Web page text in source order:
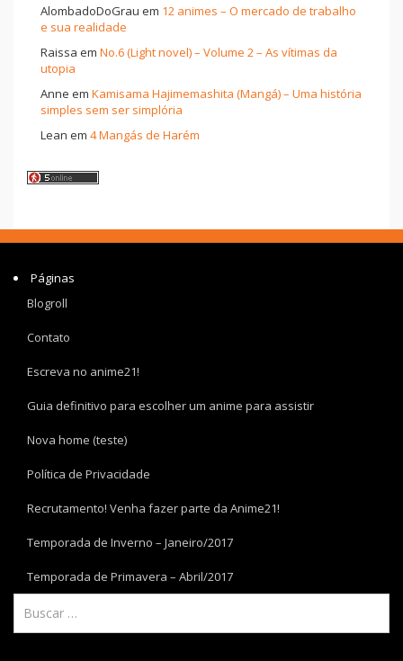
AlombadoDoGrau em 12 animes – O mercado de trabalho
e sua realidade
Raissa em No.6 (Light novel) – Volume 2 – As vítimas da
utopia
Anne em Kamisama Hajimemashita (Mangá) – Uma história
simples sem ser simplória
Lean em 4 Mangás de Harém
Páginas
Blogroll
Contato
Escreva no anime21!
Guia definitivo para escolher um anime para assistir
Nova home (teste)
Política de Privacidade
Recrutamento! Venha fazer parte da Anime21!
Temporada de Inverno – Janeiro/2017
Temporada de Primavera – Abril/2017